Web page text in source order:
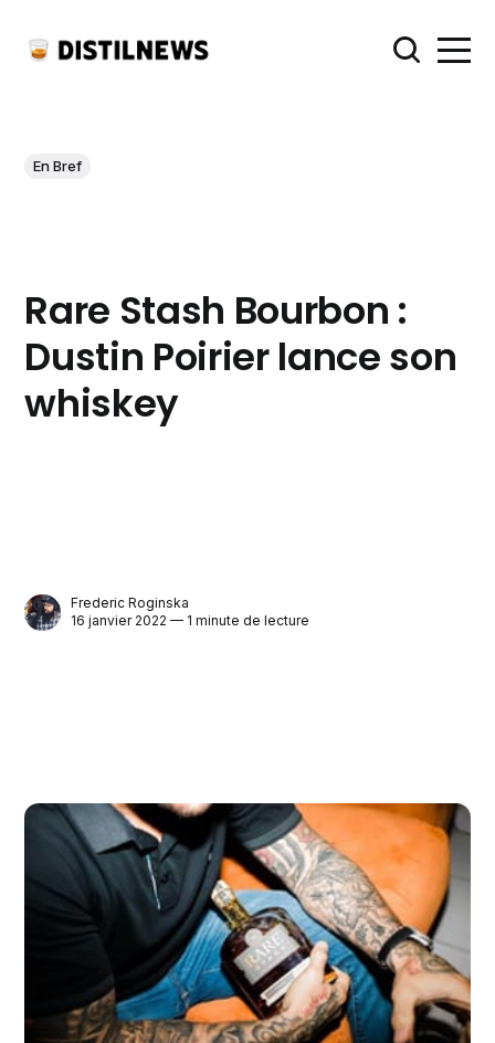
En Bref
Rare Stash Bourbon :
Dustin Poirier lance son
whiskey
Frederic Roginska
16 janvier 2022 — 1 minute de lecture